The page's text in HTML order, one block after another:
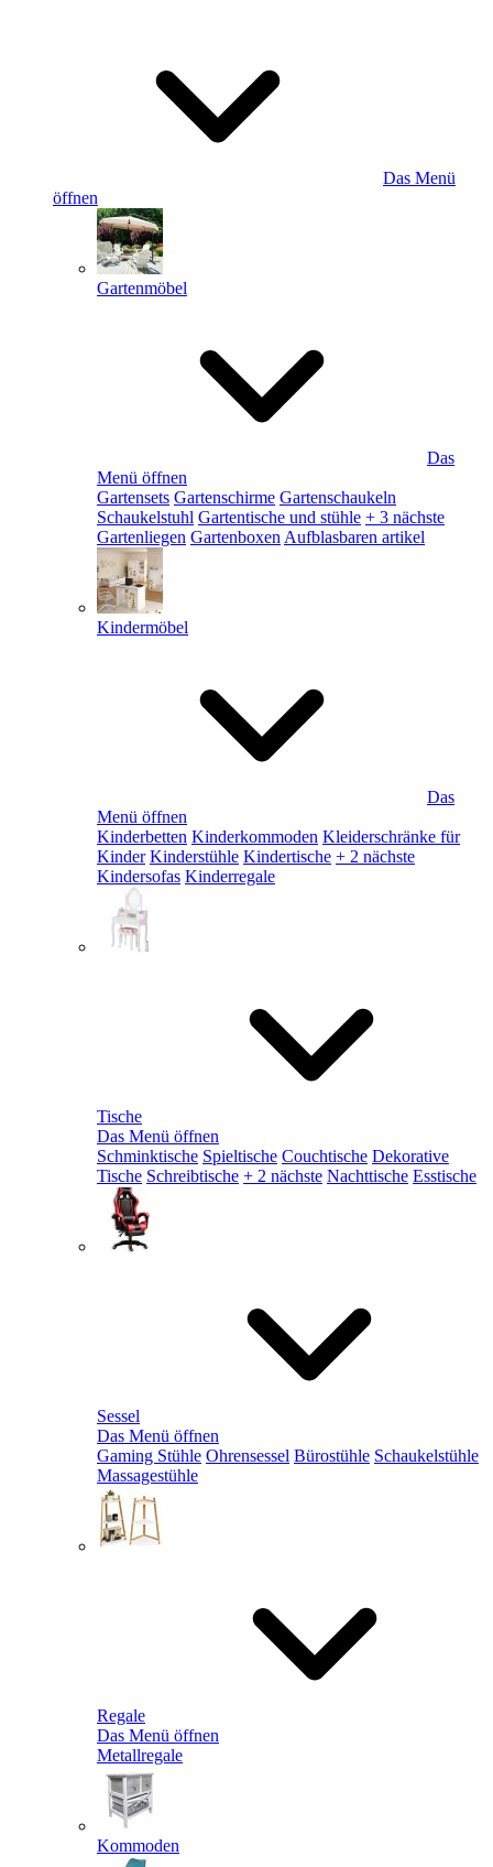
Das Menü
öffnen
Gartenmöbel
Das
Menü öffnen
Gartensets Gartenschirme Gartenschaukeln
Schaukelstuhl Gartentische und stühle + 3 nächste
Gartenliegen Gartenboxen Aufblasbaren artikel
Kindermöbel
Das
Menü öffnen
Kinderbetten Kinderkommoden Kleiderschränke für
Kinder Kinderstühle Kindertische + 2 nächste
Kindersofas Kinderregale
Tische
Das Menü öffnen
Schminktische Spieltische Couchtische Dekorative
Tische Schreibtische + 2 nächste Nachttische Esstische
Sessel
Das Menü öffnen
Gaming Stühle Ohrensessel Bürostühle Schaukelstühle
Massagestühle
Regale
Das Menü öffnen
Metallregale
Kommoden